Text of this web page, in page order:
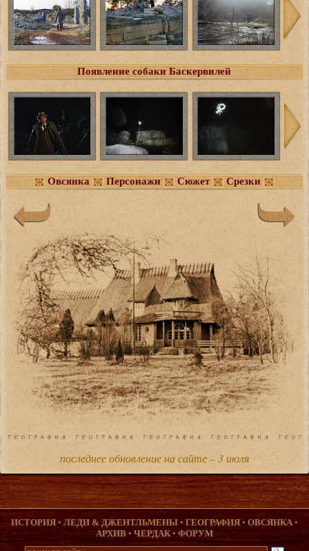
Появление собаки Баскервилей
Овсянка Персонажи Сюжет Срезки
последнее обновление на сайте – 3 июля
ИСТОРИЯ• ЛЕДИ & ДЖЕНТЛЬМЕНЫ • ГЕОГРАФИЯ •ОВСЯНКА •
АРХИВ•ЧЕРДАК •ФОРУМ